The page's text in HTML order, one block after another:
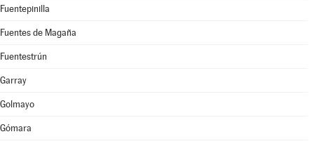
Fuentepinilla
Fuentes de Magaña
Fuentestrún
Garray
Golmayo
Gómara